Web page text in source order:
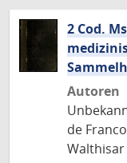
2 Cod.
Autoren
de